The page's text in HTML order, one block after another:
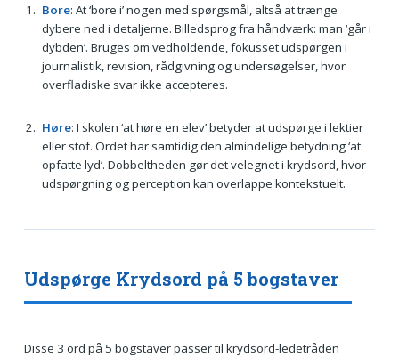
Bore: At ‘bore i’ nogen med spørgsmål, altså at trænge
dybere ned i detaljerne. Billedsprog fra håndværk: man ‘går i
dybden’. Bruges om vedholdende, fokusset udspørgen i
journalistik, revision, rådgivning og undersøgelser, hvor
overfladiske svar ikke accepteres.
Høre: I skolen ‘at høre en elev’ betyder at udspørge i lektier
eller stof. Ordet har samtidig den almindelige betydning ‘at
opfatte lyd’. Dobbeltheden gør det velegnet i krydsord, hvor
udspørgning og perception kan overlappe kontekstuelt.
Udspørge Krydsord på 5 bogstaver
Disse 3 ord på 5 bogstaver passer til krydsord-ledetråden